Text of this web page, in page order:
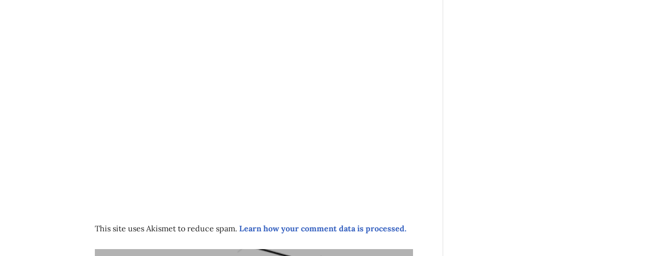
This site uses Akismet to reduce spam. Learn how your comment data is processed.